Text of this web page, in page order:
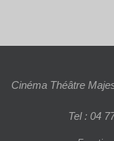
Cinéma Théâtre
Tel : 04